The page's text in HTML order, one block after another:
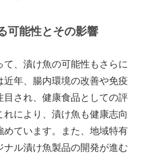
可能性とその影響
、漬け魚の可能性もさらに
近年、腸内環境の改善や免疫
目され、健康食品としての評
により、漬け魚も健康志向
ています。また、地域特有
ル漬け魚製品の開発が進む